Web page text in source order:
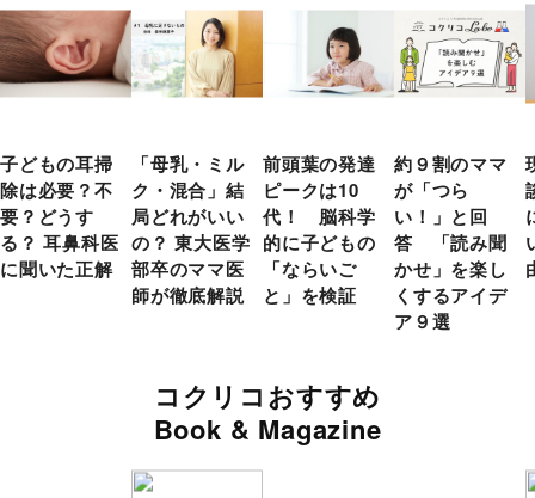
子どもの耳掃
除は必要？不
要？どうす
る？ 耳鼻科医
に聞いた正解
「母乳・ミル
ク・混合」結
局どれがいい
の？ 東大医学
部卒のママ医
師が徹底解説
前頭葉の発達
ピークは10
代！ 脳科学
的に子どもの
「ならいご
と」を検証
約９割のママ
が「つら
い！」と回
答 「読み聞
かせ」を楽し
くするアイデ
ア９選
コクリコおすすめ
Book & Magazine